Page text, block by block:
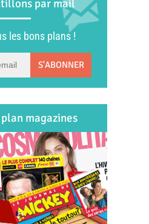
par mail
les bons plans !
S'ABONNER
magazines